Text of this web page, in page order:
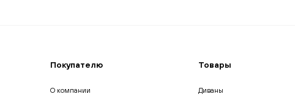
Покупателю
О компании
Товары
Диваны